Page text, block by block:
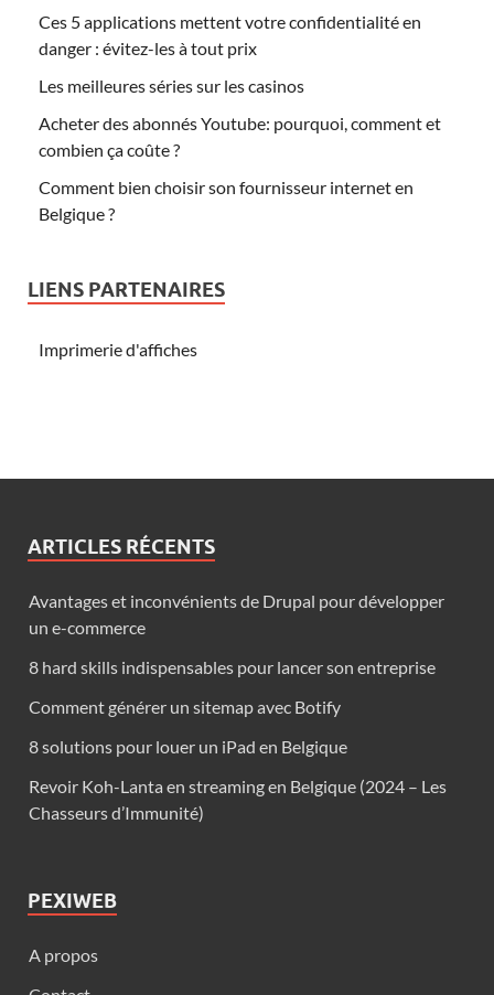
Ces 5 applications mettent votre confidentialité en
danger : évitez-les à tout prix
Les meilleures séries sur les casinos
Acheter des abonnés Youtube: pourquoi, comment et
combien ça coûte ?
Comment bien choisir son fournisseur internet en
Belgique ?
LIENS PARTENAIRES
Imprimerie d'affiches
ARTICLES RÉCENTS
Avantages et inconvénients de Drupal pour développer
un e-commerce
8 hard skills indispensables pour lancer son entreprise
Comment générer un sitemap avec Botify
8 solutions pour louer un iPad en Belgique
Revoir Koh-Lanta en streaming en Belgique (2024 – Les
Chasseurs d’Immunité)
PEXIWEB
A propos